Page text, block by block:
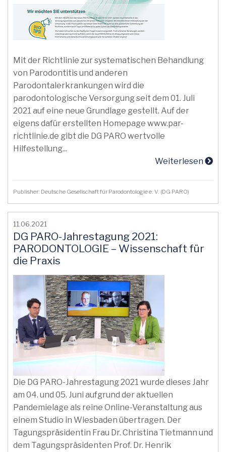
Mit der Richtlinie zur systematischen Behandlung
von Parodontitis und anderen
Parodontalerkrankungen wird die
parodontologische Versorgung seit dem 01. Juli
2021 auf eine neue Grundlage gestellt. Auf der
eigens dafür erstellten Homepage www.par-
richtlinie.de gibt die DG PARO wertvolle
Hilfestellung...
Weiterlesen
Publisher: Deutsche Gesellschaft für Parodontologie e. V. (DG PARO)
11.06.2021
DG PARO-Jahrestagung 2021:
PARODONTOLOGIE – Wissenschaft für
die Praxis
Die DG PARO-Jahrestagung 2021 wurde dieses Jahr
am 04. und 05. Juni aufgrund der aktuellen
Pandemielage als reine Online-Veranstaltung aus
einem Studio in Wiesbaden übertragen. Der
Tagungspräsidentin Frau Dr. Christina Tietmann und
dem Tagungspräsidenten Prof. Dr. Henrik